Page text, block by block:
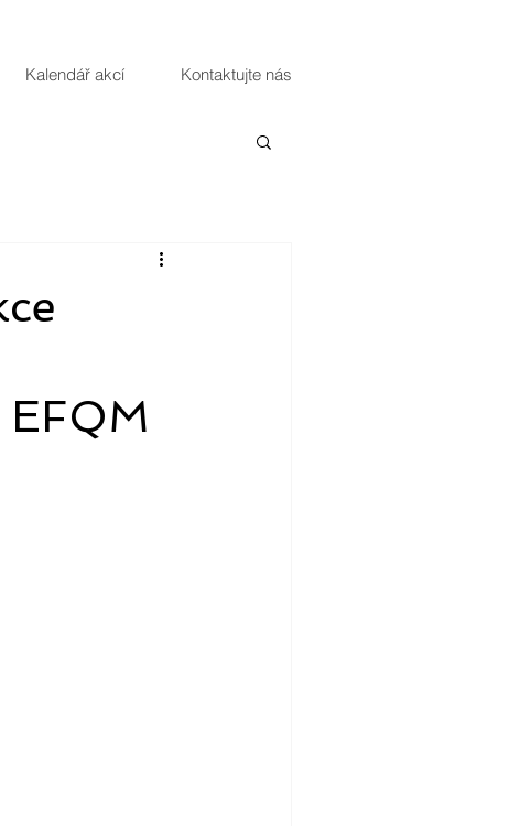
Kalendář akcí Kontaktujte nás